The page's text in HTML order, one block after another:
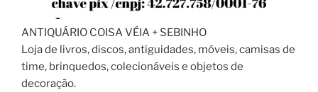
ANTIQUÁRIO COISA VÉIA + SEBINHO
Loja de livros, discos, antiguidades, móveis, camisas de
time, brinquedos, colecionáveis e objetos de
decoração.